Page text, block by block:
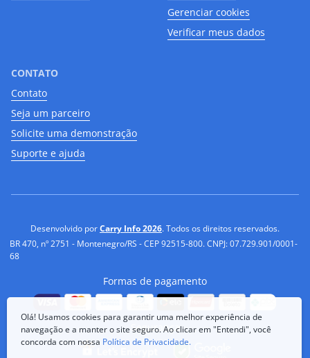
Gerenciar cookies
Verificar meus dados
CONTATO
Contato
Seja um parceiro
Solicite uma demonstração
Suporte e ajuda
Desenvolvido porCarry Info 2026. Todos os direitos reservados.
BR 470, nº 2751 - Montenegro/RS - CEP 92515-800. CNPJ: 07.729.901/0001-
68
Formas de pagamento
Segurança
Olá! Usamos cookies para garantir uma melhor experiência de
navegação e a manter o site seguro. Ao clicar em "Entendi", você
concorda com nossa Política de Privacidade.